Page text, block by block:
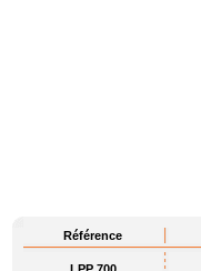
Référence